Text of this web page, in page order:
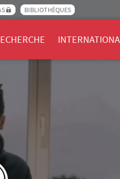
BIBLIOTHÈQUES